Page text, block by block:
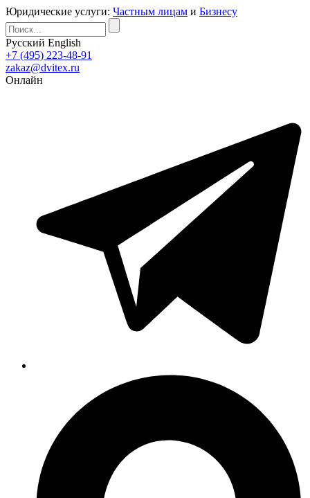
Юридические услуги: Частным лицам и Бизнесу
Русский English
+7 (495) 223-48-91
zakaz@dvitex.ru
Онлайн